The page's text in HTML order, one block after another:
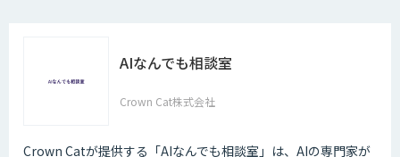
AIなんでも相談室
Crown Cat株式会社
Crown Catが提供する「AIなんでも相談室」は、AIの専門家が